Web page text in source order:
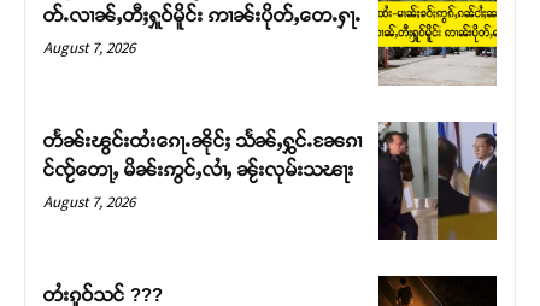
တႃႇႁႂ်ႈသဵင်ၵၢင်ၸႂ်ၵူၼ်းမိူင်း ၵူႈတီႈၵူႈလႅၼ်ပေႃးတေၸွ
တ်ႇ တူဝ်ႈလုမ်ႈၾႃႉၼၼ်ႉ ၶဝ်ႈႁူမ်ႈၵမ်ႉထႅမ် ၸုမ်းၶၢ
ဝ်ႇၽူႈတွႆႇႁွၵ်ႈ လႆႈယူႇၶႃႈဢေႃႈ။
တ်ႉလၢၼ်ႇတီႈႁူဝ်မိူင်း ဢၢၼ်းပိုတ်ႇတေႉႁႃႉ
August 7, 2026
တႅၼ်းၽွင်းထႆးၵေႃႉၼိုင်ႈ သႅၼ်ႇႁွင်ႉၼႄၵၢ
င်ၸႂ်တေႃႇ မိၼ်းဢွင်ႇလၢႆႇ ၼႂ်းလုမ်းသၽႃး
August 7, 2026
တႆးၵူဝ်သင် ???